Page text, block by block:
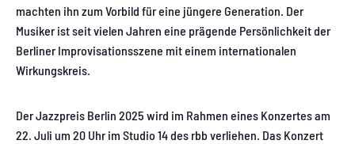
machten ihn zum Vorbild für eine jüngere Generation. Der
Musiker ist seit vielen Jahren eine prägende Persönlichkeit der
Berliner Improvisationsszene mit einem internationalen
Wirkungskreis.
Der Jazzpreis Berlin 2025 wird im Rahmen eines Konzertes am
22. Juli um 20 Uhr im Studio 14 des rbb verliehen. Das Konzert